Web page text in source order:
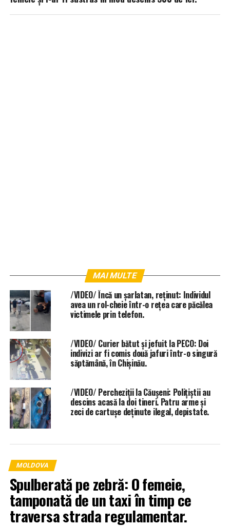
MAI MULTE
/VIDEO/ Încă un șarlatan, reținut: Individul
avea un rol-cheie într-o rețea care păcălea
victimele prin telefon.
/VIDEO/ Curier bătut și jefuit la PECO: Doi
indivizi ar fi comis două jafuri într-o singură
săptămână, în Chișinău.
/VIDEO/ Percheziții la Căușeni: Polițiștii au
descins acasă la doi tineri. Patru arme și
zeci de cartușe deținute ilegal, depistate.
MOLDOVA
Spulberată pe zebră: O femeie,
tamponată de un taxi în timp ce
traversa strada regulamentar.